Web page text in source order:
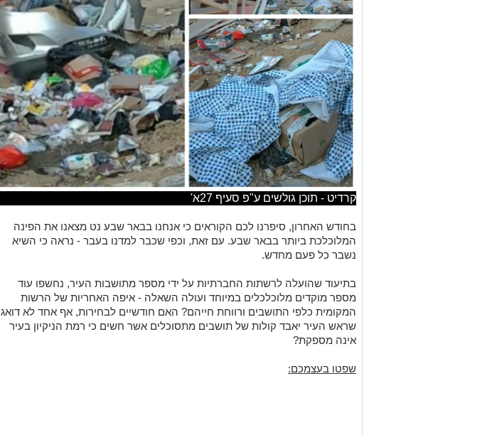
קרדיט - תוכן גולשים ע"פ סעיף 27א'
בחודש האחרון, סיפרנו לכם הקוראים כי אנחנו בבאר שבע נט מצאנו את הפינה
המלוכלכת ביותר בבאר שבע. עם זאת, וכפי שכבר למדנו בעבר - נראה כי השיא
נשבר כל פעם מחדש.
בתיעוד שהועלה לרשתות החברתיות על ידי מספר מתושבות העיר, נחשפו עוד
מספר מוקדים מלוכלכלים במיוחד ועולה השאלה - איפה האחריות של הרשות
המקומית כלפי התושבים ורווחת חייהם? האם חודשיים לבחירות, אף אחד לא דואג
שראש העיר יאבד קולות של תושבים מתסוכלים אשר חשים כי רמת הניקיון בעיר
אינה מספקת?
שפטו בעצמכם: